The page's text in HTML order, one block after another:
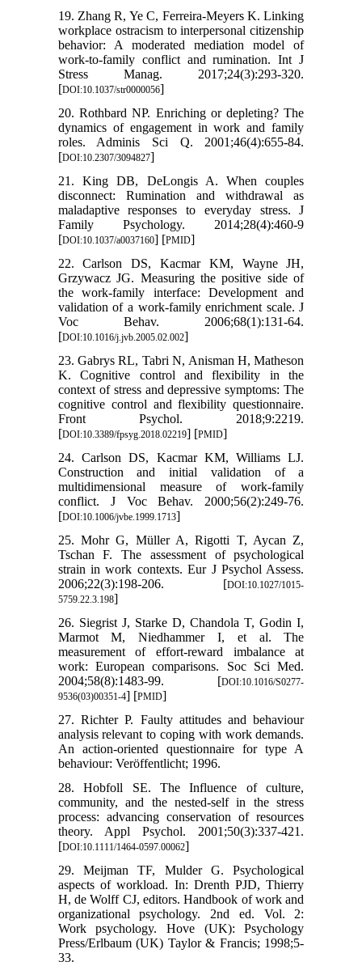
19. Zhang R, Ye C, Ferreira-Meyers K. Linking
workplace ostracism to interpersonal citizenship
behavior: A moderated mediation model of
work-to-family conflict and rumination. Int J
Stress Manag. 2017;24(3):293-320.
[DOI:10.1037/str0000056]
20. Rothbard NP. Enriching or depleting? The
dynamics of engagement in work and family
roles. Adminis Sci Q. 2001;46(4):655-84.
[DOI:10.2307/3094827]
21. King DB, DeLongis A. When couples
disconnect: Rumination and withdrawal as
maladaptive responses to everyday stress. J
Family Psychology. 2014;28(4):460-9
[DOI:10.1037/a0037160] [PMID]
22. Carlson DS, Kacmar KM, Wayne JH,
Grzywacz JG. Measuring the positive side of
the work-family interface: Development and
validation of a work-family enrichment scale. J
Voc Behav. 2006;68(1):131-64.
[DOI:10.1016/j.jvb.2005.02.002]
23. Gabrys RL, Tabri N, Anisman H, Matheson
K. Cognitive control and flexibility in the
context of stress and depressive symptoms: The
cognitive control and flexibility questionnaire.
Front Psychol. 2018;9:2219.
[DOI:10.3389/fpsyg.2018.02219] [PMID]
24. Carlson DS, Kacmar KM, Williams LJ.
Construction and initial validation of a
multidimensional measure of work-family
conflict. J Voc Behav. 2000;56(2):249-76.
[DOI:10.1006/jvbe.1999.1713]
25. Mohr G, Müller A, Rigotti T, Aycan Z,
Tschan F. The assessment of psychological
strain in work contexts. Eur J Psychol Assess.
2006;22(3):198-206. [DOI:10.1027/1015-
5759.22.3.198]
26. Siegrist J, Starke D, Chandola T, Godin I,
Marmot M, Niedhammer I, et al. The
measurement of effort-reward imbalance at
work: European comparisons. Soc Sci Med.
2004;58(8):1483-99. [DOI:10.1016/S0277-
9536(03)00351-4] [PMID]
27. Richter P. Faulty attitudes and behaviour
analysis relevant to coping with work demands.
An action-oriented questionnaire for type A
behaviour: Veröffentlicht; 1996.
28. Hobfoll SE. The Influence of culture,
community, and the nested-self in the stress
process: advancing conservation of resources
theory. Appl Psychol. 2001;50(3):337-421.
[DOI:10.1111/1464-0597.00062]
29. Meijman TF, Mulder G. Psychological
aspects of workload. In: Drenth PJD, Thierry
H, de Wolff CJ, editors. Handbook of work and
organizational psychology. 2nd ed. Vol. 2:
Work psychology. Hove (UK): Psychology
Press/Erlbaum (UK) Taylor & Francis; 1998;5-
33.